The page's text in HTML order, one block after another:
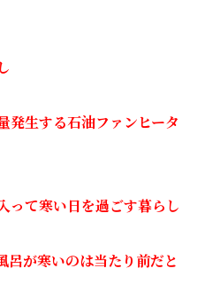
発生する石油ファンヒータ
って寒い日を過ごす暮らし
呂が寒いのは当たり前だと